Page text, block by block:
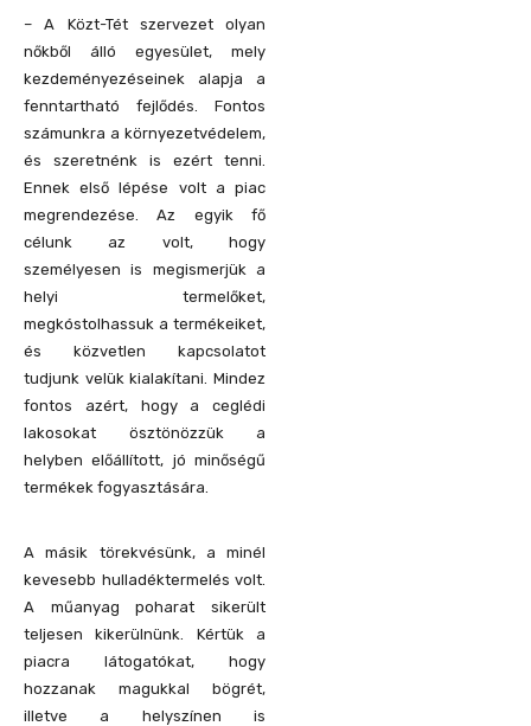
– A Közt-Tét szervezet olyan
nőkből álló egyesület, mely
kezdeményezéseinek alapja a
fenntartható fejlődés. Fontos
számunkra a környezetvédelem,
és szeretnénk is ezért tenni.
Ennek első lépése volt a piac
megrendezése. Az egyik fő
célunk az volt, hogy
személyesen is megismerjük a
helyi termelőket,
megkóstolhassuk a termékeiket,
és közvetlen kapcsolatot
tudjunk velük kialakítani. Mindez
fontos azért, hogy a ceglédi
lakosokat ösztönözzük a
helyben előállított, jó minőségű
termékek fogyasztására.
A másik törekvésünk, a minél
kevesebb hulladéktermelés volt.
A műanyag poharat sikerült
teljesen kikerülnünk. Kértük a
piacra látogatókat, hogy
hozzanak magukkal bögrét,
illetve a helyszínen is